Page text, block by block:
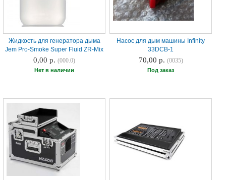
Жидкость для генератора дыма
Jem Pro-Smoke Super Fluid ZR-Mix
0,00 р.(000.0)
Нет в наличии
Насос для дым машины Infinity
33DCB-1
70,00 р. (0035)
Под заказ